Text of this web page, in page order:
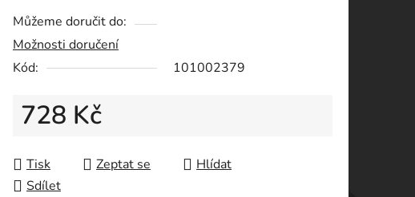
5
hvězdiček.
Můžeme doručit do:
Možnosti doručení
Kód:
101002379
728 Kč
Tisk
Zeptat se
Hlídat
Sdílet